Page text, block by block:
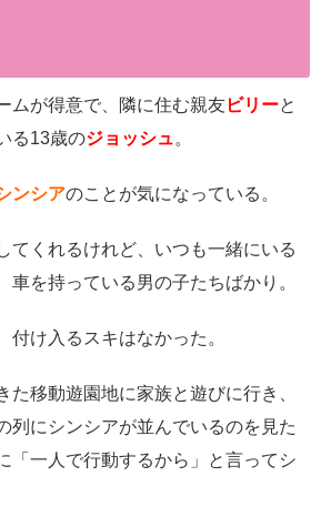
ムが得意で、隣に住む親友ビリーと
る13歳のジョッシュ。
ンシアのことが気になっている。
てくれるけれど、いつも一緒にいる
車を持っている男の子たちばかり。
付け入るスキはなかった。
た移動遊園地に家族と遊びに行き、
列にシンシアが並んでいるのを見た
「一人で行動するから」と言ってシ